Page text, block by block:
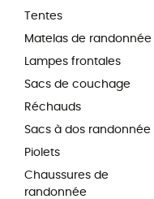
Tentes
Matelas de randonnée
Lampes frontales
Sacs de couchage
Réchauds
Sacs à dos randonnée
Piolets
Chaussures de
randonnée